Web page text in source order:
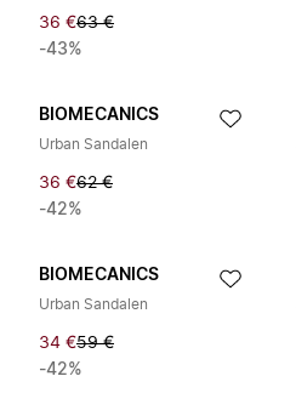
36 €63 €
-43%
BIOMECANICS
Urban Sandalen
36 €62 €
-42%
BIOMECANICS
Urban Sandalen
34 €59 €
-42%